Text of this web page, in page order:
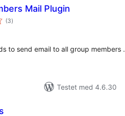
Mail Plugin
(3totale
vurderinger
)
to send email to all group members .
Testet med 4.6.30